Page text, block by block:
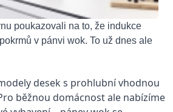
poukazovali na to, že indukce
v pánvi wok. To už dnes ale
desek s prohlubní vhodnou
běžnou domácnost ale nabízíme